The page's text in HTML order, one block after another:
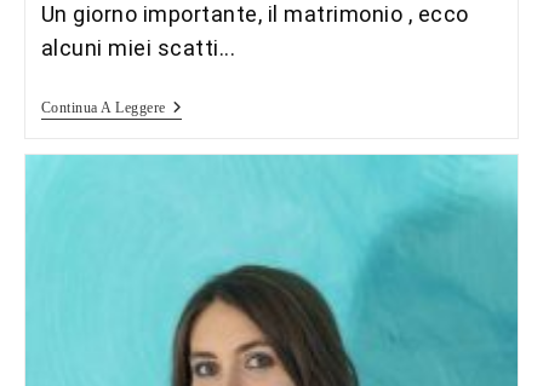
Un giorno importante, il matrimonio , ecco
alcuni miei scatti...
Continua A LeggereWedding